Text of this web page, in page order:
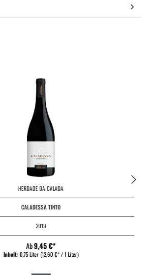
HERDADE DA CALADA
CALADESSA TINTO
2019
Ab9,45 €*
Inhalt:0.75 Liter(12,60 €* / 1 Liter)